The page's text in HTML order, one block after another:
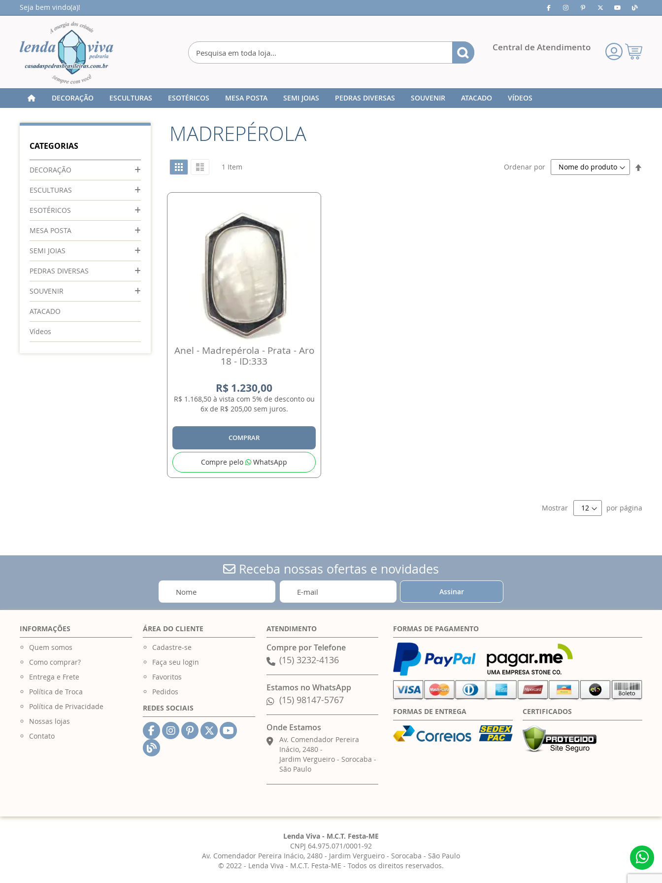
Seja bem vindo(a)!
Meu
Carrinho
Central de Atendimento
Pesquisa
DECORAÇÃO ESCULTURAS ESOTÉRICOS MESA POSTA SEMI JOIAS PEDRAS DIVERSAS SOUVENIR ATACADO
VÍDEOS
MADREPÉROLA
Ver
como
GradeLista 1 Item Ordenar por
Anel - Madrepérola - Prata - Aro
18 - ID:333
R$ 1.230,00
R$ 1.168,50 à vista com 5% de desconto ou
6x de R$ 205,00 sem juros.
COMPRAR
Compre pelo WhatsApp
Mostrar por página
CATEGORIAS
DECORAÇÃO
ESCULTURAS
ESOTÉRICOS
MESA POSTA
SEMI JOIAS
PEDRAS DIVERSAS
SOUVENIR
ATACADO
Vídeos
Receba nossas ofertas e novidades
Assinar
INFORMAÇÕES
Quem somos
Como comprar?
Entrega e Frete
Política de Troca
Política de Privacidade
Nossas lojas
Contato
ÁREA DO CLIENTE
Cadastre-se
Faça seu login
Favoritos
Pedidos
REDES SOCIAIS
ATENDIMENTO
Compre por Telefone
(15) 3232-4136
Estamos no WhatsApp
(15) 98147-5767
Onde Estamos
Av. Comendador Pereira
Inácio, 2480 -
Jardim Vergueiro - Sorocaba -
São Paulo
FORMAS DE PAGAMENTO
FORMAS DE ENTREGA CERTIFICADOS
Lenda Viva - M.C.T. Festa-ME
CNPJ 64.975.071/0001-92
Av. Comendador Pereira Inácio, 2480 - Jardim Vergueiro - Sorocaba - São Paulo
© 2022 - Lenda Viva - M.C.T. Festa-ME - Todos os direitos reservados.